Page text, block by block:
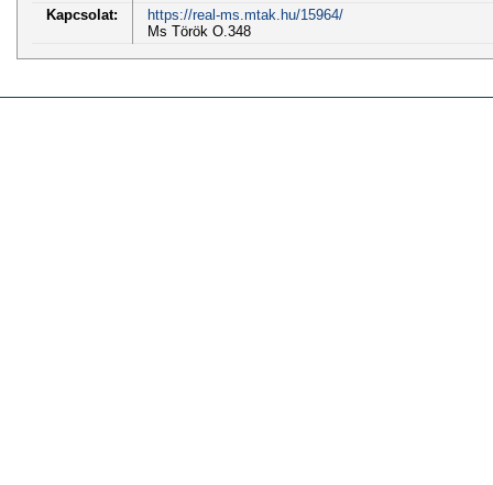
Kapcsolat:
https://real-ms.mtak.hu/15964/
Ms Török O.348